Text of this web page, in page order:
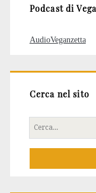
Podcast di
AudioVeganzetta
Cerca nel sito
Cerca
per: